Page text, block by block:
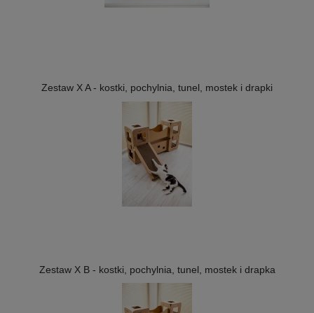
Zestaw X A - kostki, pochylnia, tunel, mostek i drapki
Zestaw X B - kostki, pochylnia, tunel, mostek i drapka